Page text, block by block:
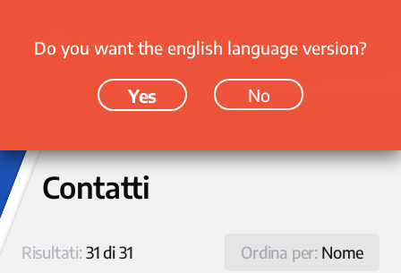
Contatti
Ordina per: Nome
Risultati:31 di 31
Do you want the english language version?
Yes No